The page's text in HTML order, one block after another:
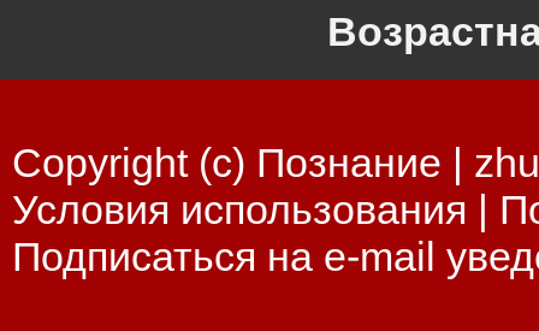
Copyright (c) Познание |
Условия использования |
Подписаться на e-mail